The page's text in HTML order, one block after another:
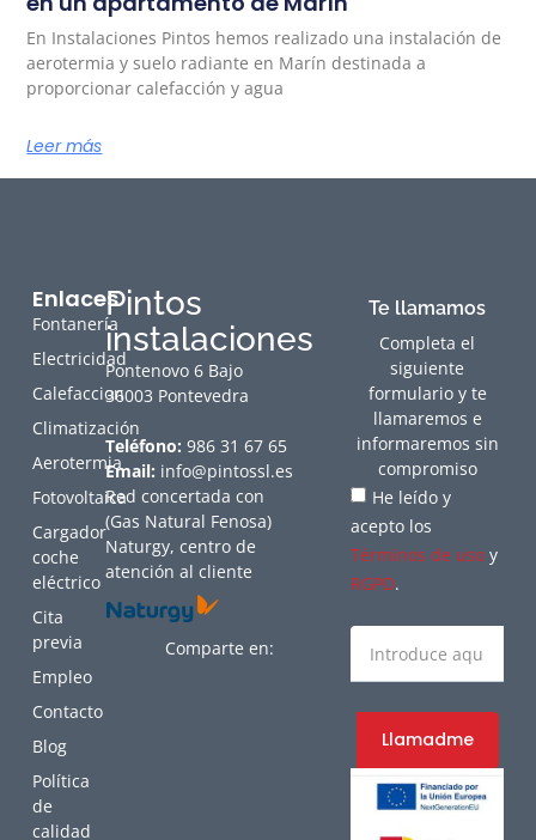
En Instalaciones Pintos hemos realizado una instalación de
aerotermia y suelo radiante en Marín destinada a
proporcionar calefacción y agua
Leer más
Pintos
instalaciones
Pontenovo 6 Bajo
36003 Pontevedra
Teléfono: 986 31 67 65
Email: info@pintossl.es
Red concertada con
(Gas Natural Fenosa)
Naturgy, centro de
atención al cliente
Comparte en:
Enlaces
Fontanería
Electricidad
Calefaccion
Climatización
Aerotermia
Fotovoltaica
Cargador
coche
eléctrico
Cita
previa
Empleo
Contacto
Blog
Política
de
calidad
Te llamamos
Completa el
siguiente
formulario y te
llamaremos e
informaremos sin
compromiso
He leído y
acepto los
Términos de uso y
RGPD.
Llamadme